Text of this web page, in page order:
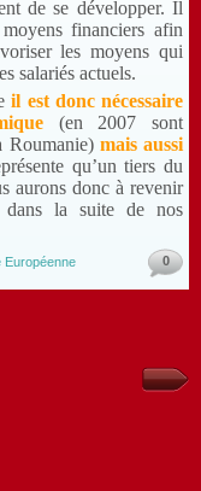
de se développer. Il
financiers afin
les moyens qui
salariés actuels.
il est donc nécessaire
(en 2007 sont
Roumanie) mais aussi
qu’un tiers du
aurons donc à revenir
dans la suite de nos
Européenne 0